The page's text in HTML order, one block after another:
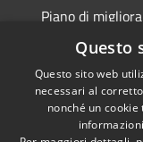
Piano di
Accessibility
Questo
Questo sito web
necessari al
nonché un